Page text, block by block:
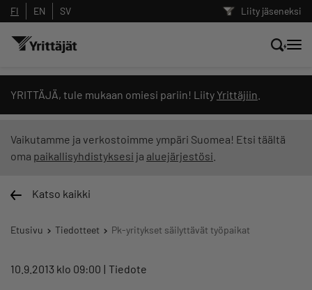
Liity jäseneksi
FI EN SV
YRITTÄJÄ, tule mukaan omiesi pariin! Liity Yrittäjiin
Vaikutamme ja verkostoimme ympäri Suomea! Etsi täältä
oma paikallisyhdistyksesi ja aluejärjestösi
Katso kaikki
Etusivu Tiedotteet Pk-yritykset säilyttävät työpaikat
10.9.2013 klo 09:00 Tiedote
Hae sivustolta tai kysy suoraan
Yrittäjien tekoälyltä